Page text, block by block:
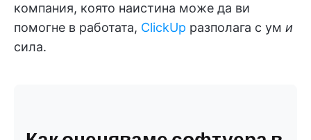
компания, която наистина може да ви
помогне в работата, ClickUp разполага с ум и
сила.